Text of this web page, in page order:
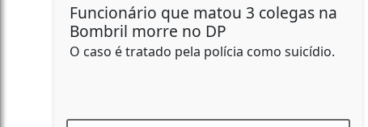
Funcionário que matou 3 colegas na
Bombril morre no DP
O caso é tratado pela polícia como suicídio.